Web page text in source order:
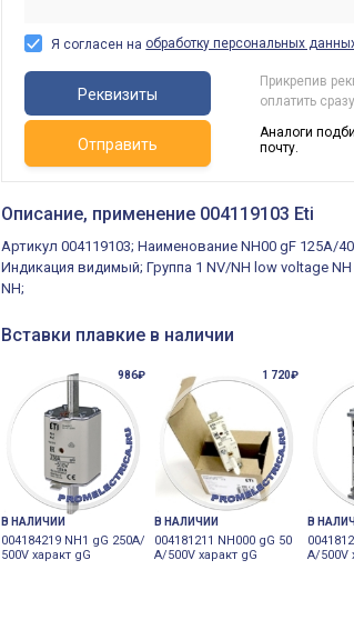
Я согласен на обработку персональных
Реквизиты
Прикрепив
оплатить
Отправить
Аналоги
почту.
Описание, применение 004119103 Eti
Артикул 004119103; Наименование NH00 gF 125A/
Индикация видимый; Группа 1 NV/NH low voltage
NH;
Вставки плавкие в наличии
986₽
В НАЛИЧИИ
004184219 NH1 gG 250A/
500V характ gG
1 720₽
В НАЛИЧИИ
004181211 NH000 gG 50
A/500V характ gG
В
A/500V